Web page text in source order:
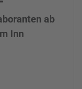
ab
Inn